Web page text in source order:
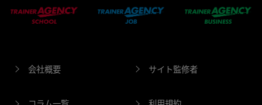
会社概要 サイト監修者